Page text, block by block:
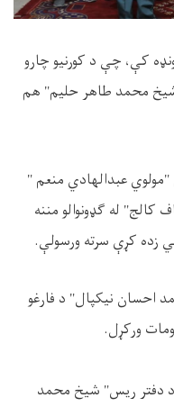
کې، چې د کورنیو چارو
محمد طاهر حلیم" هم
عبدالهادي منعم "
له ګډونوالو مننه
زده کړې سرته ورسولې.
احسان نیکپال" د فارغو
ورکړل.
د دفتر ریس" شیخ محمد